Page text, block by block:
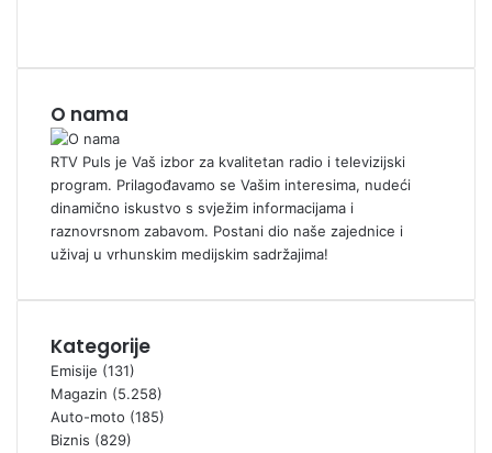
O nama
RTV Puls je Vaš izbor za kvalitetan radio i televizijski
program. Prilagođavamo se Vašim interesima, nudeći
dinamično iskustvo s svježim informacijama i
raznovrsnom zabavom. Postani dio naše zajednice i
uživaj u vrhunskim medijskim sadržajima!
Kategorije
Emisije (131)
Magazin (5.258)
Auto-moto (185)
Biznis (829)